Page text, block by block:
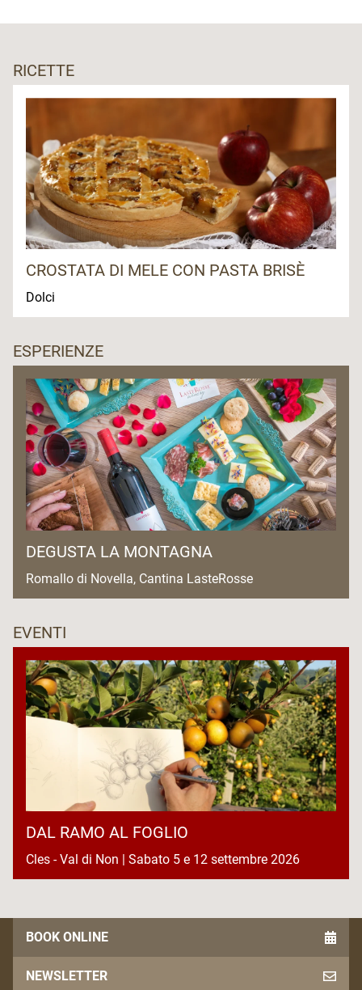
RICETTE
CROSTATA DI MELE CON PASTA BRISÈ
Dolci
ESPERIENZE
DEGUSTA LA MONTAGNA
Romallo di Novella, Cantina LasteRosse
EVENTI
DAL RAMO AL FOGLIO
Cles - Val di Non | Sabato 5 e 12 settembre 2026
BOOK ONLINE
NEWSLETTER